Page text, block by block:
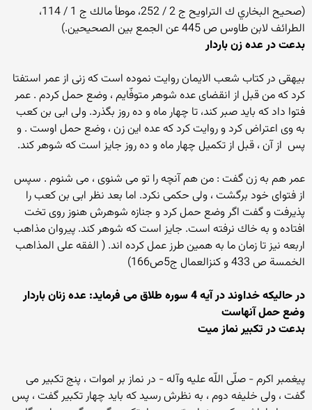
(صحيح البخاري ك التراويح ج 2 / 252، موطأ مالك ج 1 / 114،
الطرائف لابن طاوس ص 445 عن الجمع بين الصحيحين.)
بدعت در عده زن باردار
بيهقى در كتاب شعب الايمان روايت نموده است كه زنى از عمر استفتا
كرد كه من قبل از انقضاى عده شوهر متوفّايم ، وضع حمل كردم . عمر
فتوا داد كه بايد صبر كند، تا چهار ماه و ده روز بگذرد. ولى ابى بن كعب
به وى اعتراض كرد و روايت كرد كه عده اين زن ، وضع حمل اوست . و
پس ‍ از آن ، قبل از تكميل چهار ماه و ده روز جايز است كه شوهر كند.
عمر هم به زن گفت : من هم آنچه را تو مى شنوى ، مى شنوم . سپس
از فتواى خود برگشت ، ولى حكمى نكرد. اما بعد نظر ابى بن كعب را
پذيرفت و گفت اگر وضع حمل كرد و جنازه شوهرش هنوز روى تخت
افتاده و به خاك نرفته است. جايز است كه شوهر كند. پيروان مذاهب
اربعه نيز تا زمان ما به همين طرز عمل كرده اند. ( الفقه على المذاهب
الخمسة ص 433 و کنزالعمال ج5ص166)
در حالیکه خداوند در آیه 4 سوره طلاق می فرماید: عده زنان باردار
وضع حمل آنهاست
بدعت در تکبیر نماز میت
پيغمبر اكرم - صلّى اللّه عليه وآله - در نماز بر اموات ، پنج تكبير مى
گفت ، ولى خليفه دوم ، به نظرش رسيد كه بايد چهار تكبير گفت ، پس ‍